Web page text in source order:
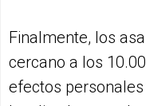
Finalmente, los
cercano a los
efectos